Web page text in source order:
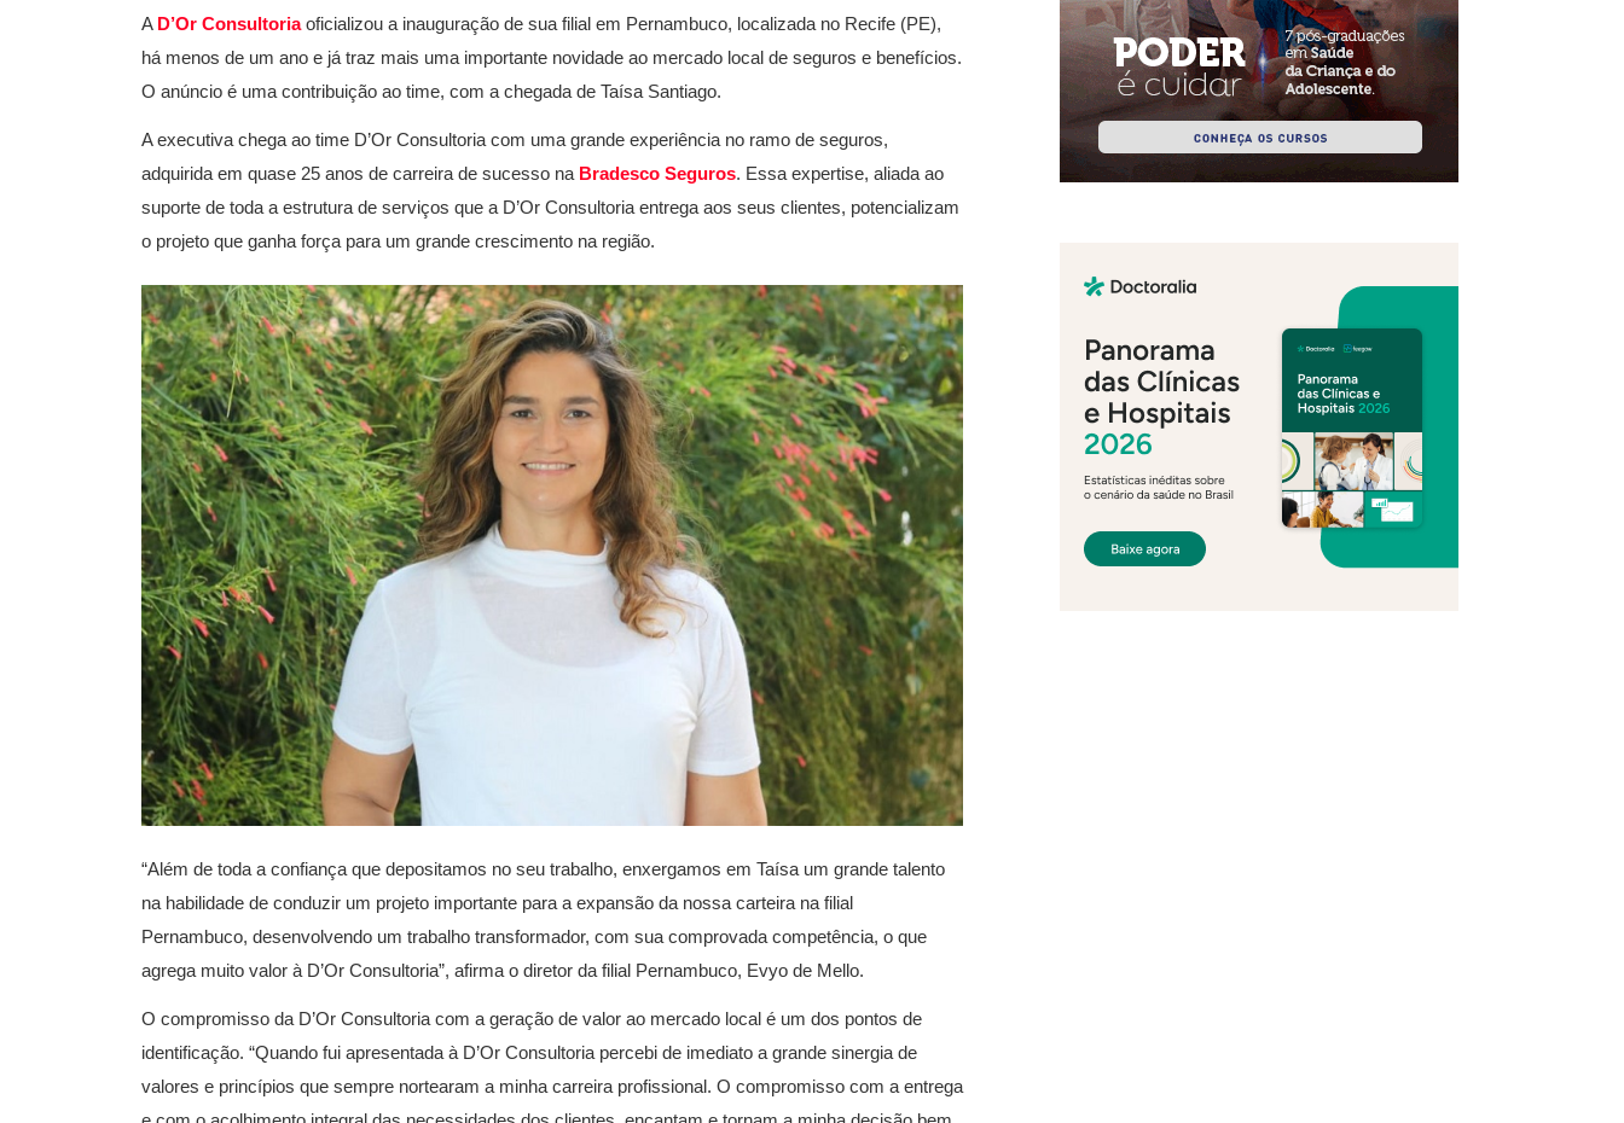
A D’Or Consultoriaoficializou a inauguração de sua filial em Pernambuco, localizada no Recife (PE),
há menos de um ano e já traz mais uma importante novidade ao mercado local de seguros e benefícios.
O anúncio é uma contribuição ao time, com a chegada de Taísa Santiago.
A executiva chega ao time D’Or Consultoria com uma grande experiência no ramo de seguros,
adquirida em quase 25 anos de carreira de sucesso na Bradesco Seguros. Essa expertise, aliada ao
suporte de toda a estrutura de serviços que a D’Or Consultoria entrega aos seus clientes, potencializam
o projeto que ganha força para um grande crescimento na região.
“Além de toda a confiança que depositamos no seu trabalho, enxergamos em Taísa um grande talento
na habilidade de conduzir um projeto importante para a expansão da nossa carteira na filial
Pernambuco, desenvolvendo um trabalho transformador, com sua comprovada competência, o que
agrega muito valor à D’Or Consultoria”, afirma o diretor da filial Pernambuco, Evyo de Mello.
O compromisso da D’Or Consultoria com a geração de valor ao mercado local é um dos pontos de
identificação. “Quando fui apresentada à D’Or Consultoria percebi de imediato a grande sinergia de
valores e princípios que sempre nortearam a minha carreira profissional. O compromisso com a entrega